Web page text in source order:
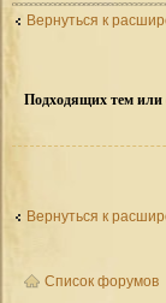
Вернуться к
Подходящих тем или
Вернуться к
Список форумов